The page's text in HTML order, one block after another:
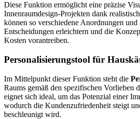
Diese Funktion ermöglicht eine präzise
Innenraumdesign-Projekten dank
können so verschiedene Anordnungen und
Entscheidungen erleichtern und die
Kosten vorantreiben.
Personalisierungstool für
Im Mittelpunkt dieser Funktion steht die
Raums gemäß den spezifischen Vorlieben
eignet sich ideal, um das Potenzial einer
wodurch die Kundenzufriedenheit steigt
beschleunigt wird.